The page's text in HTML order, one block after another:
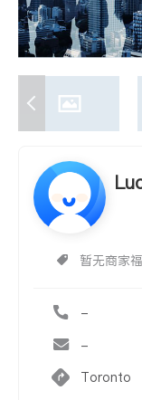
暂无商家
-
-
Toronto